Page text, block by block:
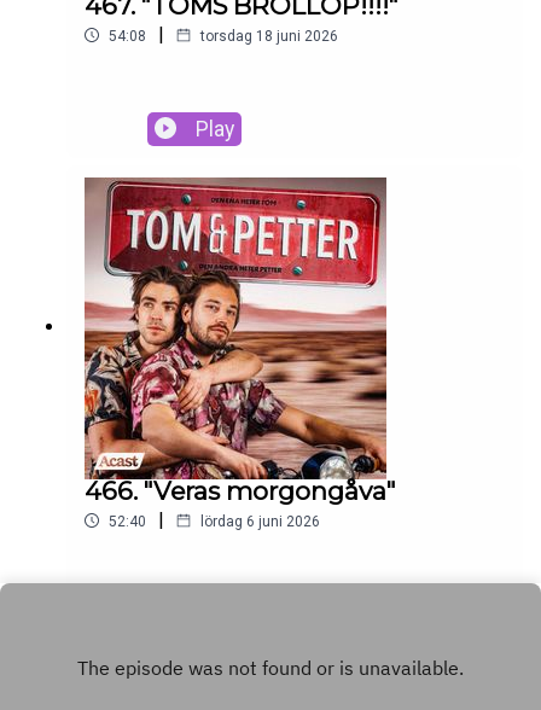
54:08 | torsdag 18 juni 2026
Play
466. "Veras morgongåva"
52:40 | lördag 6 juni 2026